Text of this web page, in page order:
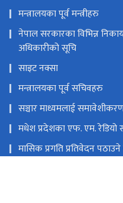
मन्त्रालयका पूर्व मन्त्रीहरु
नेपाल सरकारका विभिन्न
अधिकारीको सूचि
साइट नक्सा
मन्त्रालयका पूर्व सचिवहरु
सञ्चार माध्यमलाई
मधेश प्रदेशका एफ. एम.
मासिक प्रगति प्रतिवेदन